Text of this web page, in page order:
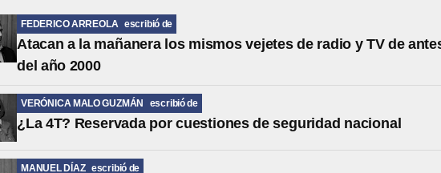
FEDERICO ARREOLA escribió de
Atacan a la mañanera los mismos vejetes de radio y TV de
del año 2000
VERÓNICA MALO GUZMÁN escribió de
¿La 4T? Reservada por cuestiones de seguridad nacional
MANUEL DÍAZ escribió de